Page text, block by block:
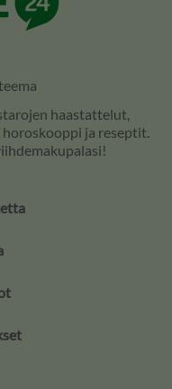
haastattelut,
ja reseptit.